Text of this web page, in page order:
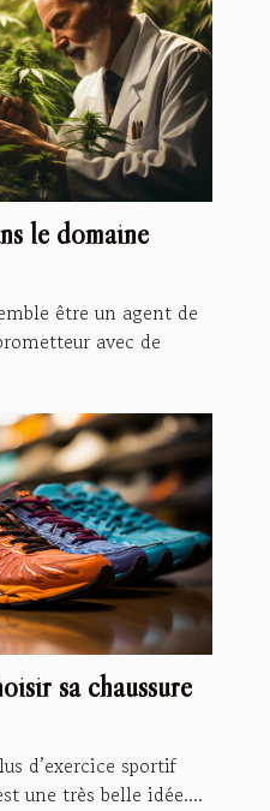
le domaine
être un agent de
avec de
sa chaussure
d’exercice sportif
une très belle idée....